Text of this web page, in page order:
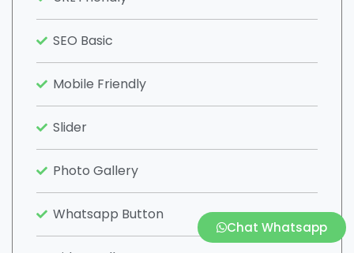
SEO Basic
Mobile Friendly
Slider
Photo Gallery
Whatsapp Button
Chat Whatsapp